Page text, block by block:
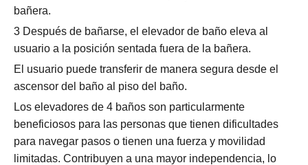
bañera.
3 Después de bañarse, el elevador de baño eleva al
usuario a la posición sentada fuera de la bañera.
El usuario puede transferir de manera segura desde el
ascensor del baño al piso del baño.
Los elevadores de 4 baños son particularmente
beneficiosos para las personas que tienen dificultades
para navegar pasos o tienen una fuerza y ​​movilidad
limitadas. Contribuyen a una mayor independencia, lo